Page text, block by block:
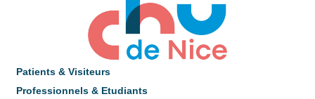
Patients & Visiteurs
Professionnels & Etudiants